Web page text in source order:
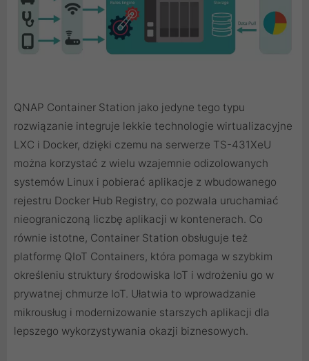
QNAP Container Station jako jedyne tego typu
rozwiązanie integruje lekkie technologie wirtualizacyjne
LXC i Docker, dzięki czemu na serwerze TS-431XeU
można korzystać z wielu wzajemnie odizolowanych
systemów Linux i pobierać aplikacje z wbudowanego
rejestru Docker Hub Registry, co pozwala uruchamiać
nieograniczoną liczbę aplikacji w kontenerach. Co
równie istotne, Container Station obsługuje też
platformę QIoT Containers, która pomaga w szybkim
określeniu struktury środowiska IoT i wdrożeniu go w
prywatnej chmurze IoT. Ułatwia to wprowadzanie
mikrousług i modernizowanie starszych aplikacji dla
lepszego wykorzystywania okazji biznesowych.